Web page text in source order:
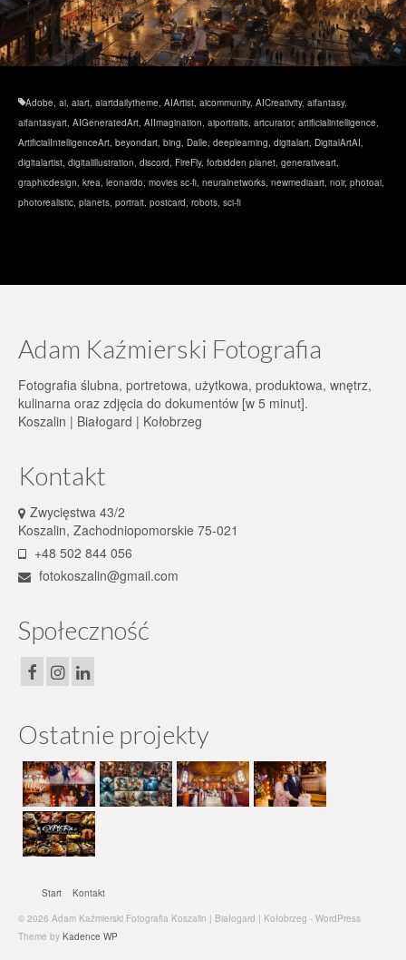
Adobe, ai, aiart, aiartdailytheme, AIArtist, aicommunity, AICreativity, aifantasy,
aifantasyart, AIGeneratedArt, AIImagination, aiportraits, artcurator, artificialintelligence,
ArtificialIntelligenceArt, beyondart, bing, Dalle, deeplearning, digitalart, DigitalArtAI,
digitalartist, digitalillustration, discord, FireFly, forbidden planet, generativeart,
graphicdesign, krea, leonardo, movies sc-fi, neuralnetworks, newmediaart, noir, photoai,
photorealistic, planets, portrait, postcard, robots, sci-fi
Adam Kaźmierski Fotografia
Fotografia ślubna, portretowa, użytkowa, produktowa, wnętrz,
kulinarna oraz zdjęcia do dokumentów [w 5 minut].
Koszalin | Białogard | Kołobrzeg
Kontakt
Zwycięstwa 43/2
Koszalin, Zachodniopomorskie 75-021
+48 502 844 056
fotokoszalin@gmail.com
Społeczność
Ostatnie projekty
Start
Kontakt
© 2026 Adam Kaźmierski Fotografia Koszalin | Białogard | Kołobrzeg - WordPress
Theme by Kadence WP